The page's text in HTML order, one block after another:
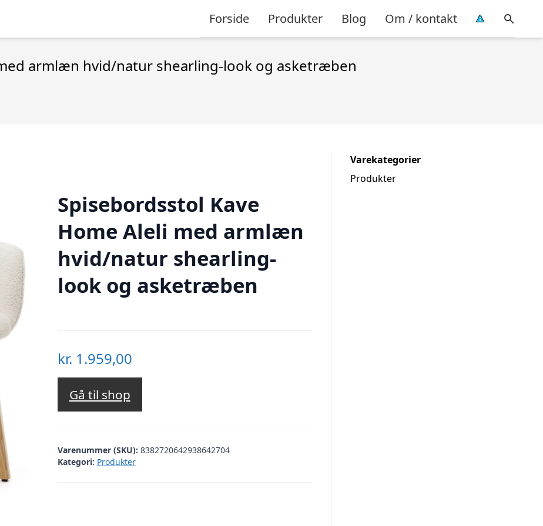
Forside Produkter Blog Om / kontakt
armlæn hvid/natur shearling-look og asketræben
Spisebordsstol Kave
Home Aleli med armlæn
hvid/natur shearling-
look og asketræben
kr. 1.959,00
Gå til shop
Varenummer (SKU): 8382720642938642704
Kategori: Produkter
Varekategorier
Produkter